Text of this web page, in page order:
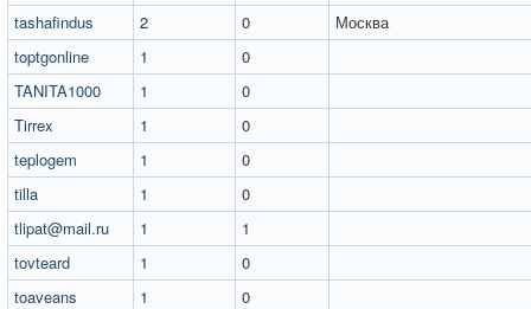
tashafindus
2 0
Москва
toptgonline
1
0
TANITA1000
1
0
Tirrex
1
0
teplogem
1
0
tilla
1
0
tlipat@mail.ru
1
1
tovteard
1
0
toaveans
1
0